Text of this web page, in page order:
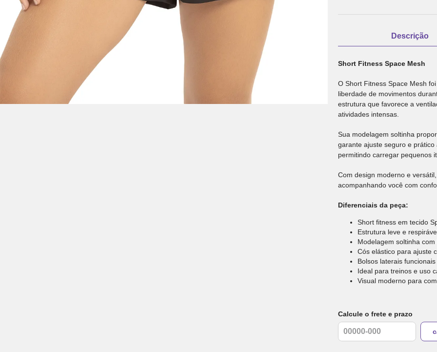
Descrição
Short Fitness Space Mesh
O Short Fitness Space Mesh
liberdade de movimentos
estrutura que favorece a
atividades intensas.
Sua modelagem soltinha
garante ajuste seguro e
permitindo carregar pequenos
Com design moderno e
acompanhando você com
Diferenciais da peça:
Short fitness em tecido
Estrutura leve e
Modelagem soltinha
Cós elástico para ajuste
Bolsos laterais funcionais
Ideal para treinos e uso
Visual moderno para
Calcule o frete e prazo